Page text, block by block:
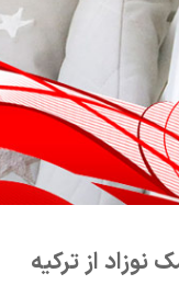
نوزاد از ترکیه